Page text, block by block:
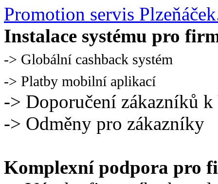
Promotion servis
Instalace systému pro
-> Globální cashback systém
-> Platby mobilní aplikací
-> Doporučení zákazníků k
-> Odměny pro zákazníky
Komplexní podpora pro